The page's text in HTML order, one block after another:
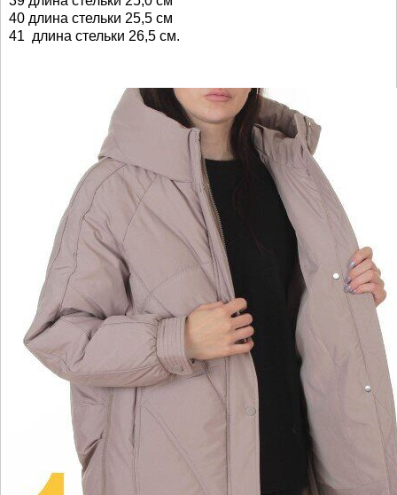
40 длина стельки 25,5 см
41 длина стельки 26,5 см.